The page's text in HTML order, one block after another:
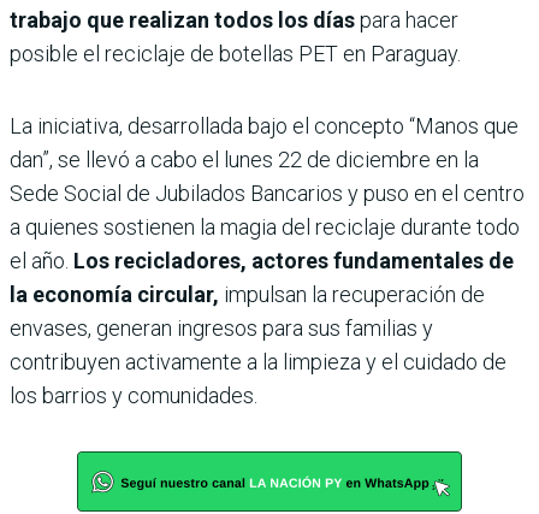
trabajo que realizan todos los díaspara hacer
posible el reciclaje de botellas PET en Paraguay.
La iniciativa, desarrollada bajo el concepto “Manos que
dan”, se llevó a cabo el lunes 22 de diciembre en la
Sede Social de Jubilados Bancarios y puso en el centro
a quienes sostienen la magia del reciclaje durante todo
el año. Los recicladores, actores fundamentales de
la economía circular, impulsan la recuperación de
envases, generan ingresos para sus familias y
contribuyen activamente a la limpieza y el cuidado de
los barrios y comunidades.